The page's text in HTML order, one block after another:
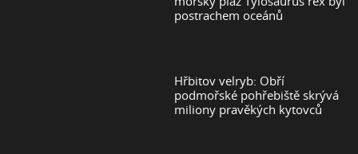
postrachem oceánů
Hřbitov velryb: Obří
podmořské pohřebiště skrývá
miliony pravěkých kytovců